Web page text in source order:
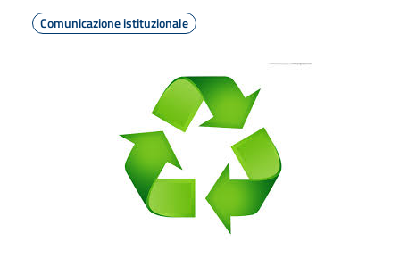
Comunicazione istituzionale